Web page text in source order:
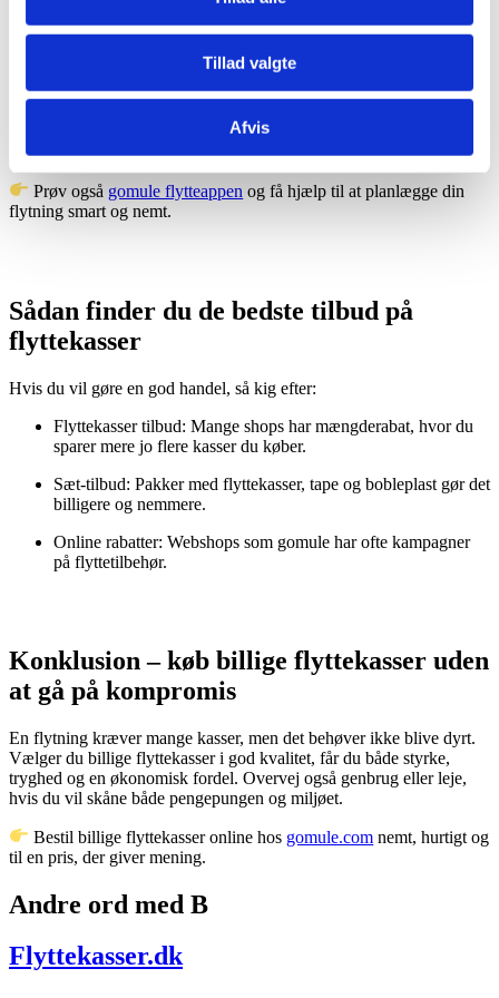
Tillad valgte
Afvis
god stand.
Gemme kasserne til senere: Efter en flytning kan de bruges til
opbevaring eller udlånes til familie og venner.
Genbruge gennem lejeordninger: Flere udlejere tilbyder
plastikkasser, som kan bruges igen og igen.
Prøv også gomule flytteappen og få hjælp til at planlægge din
flytning smart og nemt.
Sådan finder du de bedste tilbud på
flyttekasser
Hvis du vil gøre en god handel, så kig efter:
Flyttekasser tilbud: Mange shops har mængderabat, hvor du
sparer mere jo flere kasser du køber.
Sæt-tilbud: Pakker med flyttekasser, tape og bobleplast gør det
billigere og nemmere.
Online rabatter: Webshops som gomule har ofte kampagner
på flyttetilbehør.
Konklusion – køb billige flyttekasser uden
at gå på kompromis
En flytning kræver mange kasser, men det behøver ikke blive dyrt.
Vælger du billige flyttekasser i god kvalitet, får du både styrke,
tryghed og en økonomisk fordel. Overvej også genbrug eller leje,
hvis du vil skåne både pengepungen og miljøet.
Bestil billige flyttekasser online hos gomule.com nemt, hurtigt og
til en pris, der giver mening.
Andre ord med B
Flyttekasser.dk